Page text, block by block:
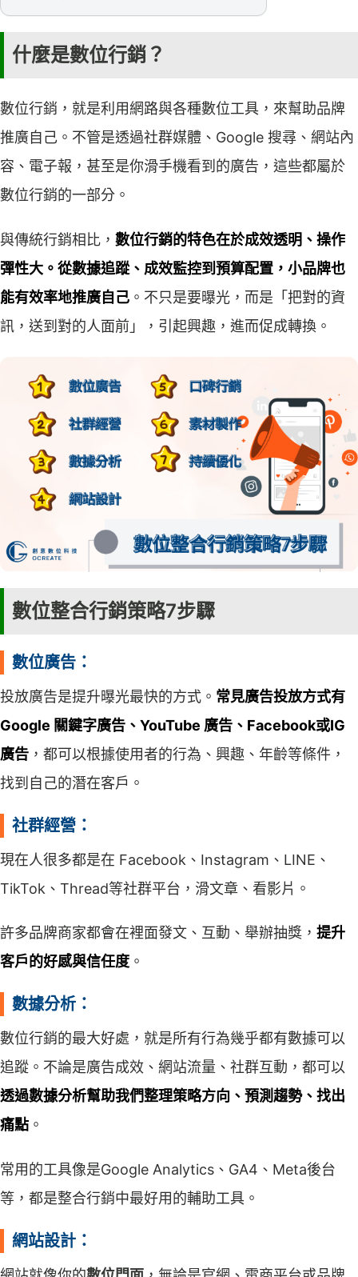
什麼是數位行銷？
數位行銷，就是利用網路與各種數位工具，來幫助品牌
推廣自己。不管是透過社群媒體、Google 搜尋、網站內
容、電子報，甚至是你滑手機看到的廣告，這些都屬於
數位行銷的一部分。
與傳統行銷相比， 數位行銷的特色在於成效透明、操作
彈性大。從數據追蹤、成效監控到預算配置，小品牌也
能有效率地推廣自己 。不只是要曝光，而是「把對的資
訊，送到對的人面前」，引起興趣，進而促成轉換。
數位整合行銷策略7步驟
數位廣告：
投放廣告是提升曝光最快的方式。 常見廣告投放方式有
Google 關鍵字廣告、YouTube 廣告、Facebook或IG
廣告 ，都可以根據使用者的行為、興趣、年齡等條件，
找到自己的潛在客戶。
社群經營：
現在人很多都是在 Facebook、Instagram、LINE、
TikTok、Thread等社群平台，滑文章、看影片。
許多品牌商家都會在裡面發文、互動、舉辦抽獎， 提升
客戶的好感與信任度。
數據分析：
數位行銷的最大好處，就是所有行為幾乎都有數據可以
追蹤。不論是廣告成效、網站流量、社群互動，都可以
透過數據分析幫助我們整理策略方向、預測趨勢、找出
痛點 。
常用的工具像是Google Analytics、GA4、Meta後台
等，都是整合行銷中最好用的輔助工具。
網站設計：